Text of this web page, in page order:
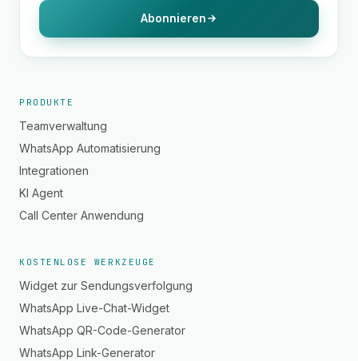
Abonnieren
PRODUKTE
Teamverwaltung
WhatsApp Automatisierung
Integrationen
KI Agent
Call Center Anwendung
KOSTENLOSE WERKZEUGE
Widget zur Sendungsverfolgung
WhatsApp Live-Chat-Widget
WhatsApp QR-Code-Generator
WhatsApp Link-Generator